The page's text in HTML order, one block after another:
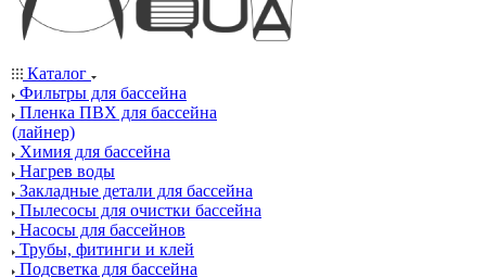
Каталог
Фильтры для бассейна
Пленка ПВХ для бассейна
(лайнер)
Химия для бассейна
Нагрев воды
Закладные детали для бассейна
Пылесосы для очистки бассейна
Насосы для бассейнов
Трубы, фитинги и клей
Подсветка для бассейна